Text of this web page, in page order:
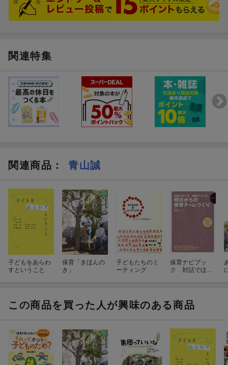
関連特集
関連商品 ： 青山誠
子どもをあらわ
すということ
保育「きほんの
き」
子どもたちのミ
ーティング
保育ナビブッ
ク 対話でほぐ
り
この商品を買った人が興味のある商品